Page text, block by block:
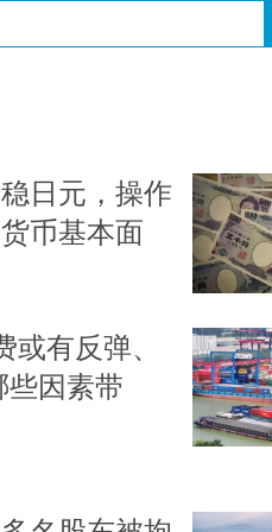
日元，操作
币基本面
有反弹、
些因素带